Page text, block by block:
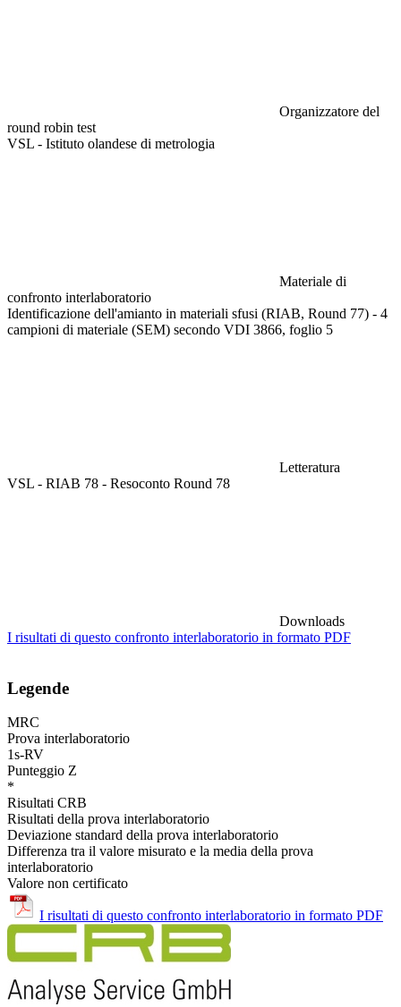
Organizzatore del
round robin test
VSL - Istituto olandese di metrologia
Materiale di
confronto interlaboratorio
Identificazione dell'amianto in materiali sfusi (RIAB, Round 77) - 4
campioni di materiale (SEM) secondo VDI 3866, foglio 5
Letteratura
VSL - RIAB 78 - Resoconto Round 78
Downloads
I risultati di questo confronto interlaboratorio in formato PDF
Legende
MRC
Prova interlaboratorio
1s-RV
Punteggio Z
*
Risultati CRB
Risultati della prova interlaboratorio
Deviazione standard della prova interlaboratorio
Differenza tra il valore misurato e la media della prova
interlaboratorio
Valore non certificato
I risultati di questo confronto interlaboratorio in formato PDF